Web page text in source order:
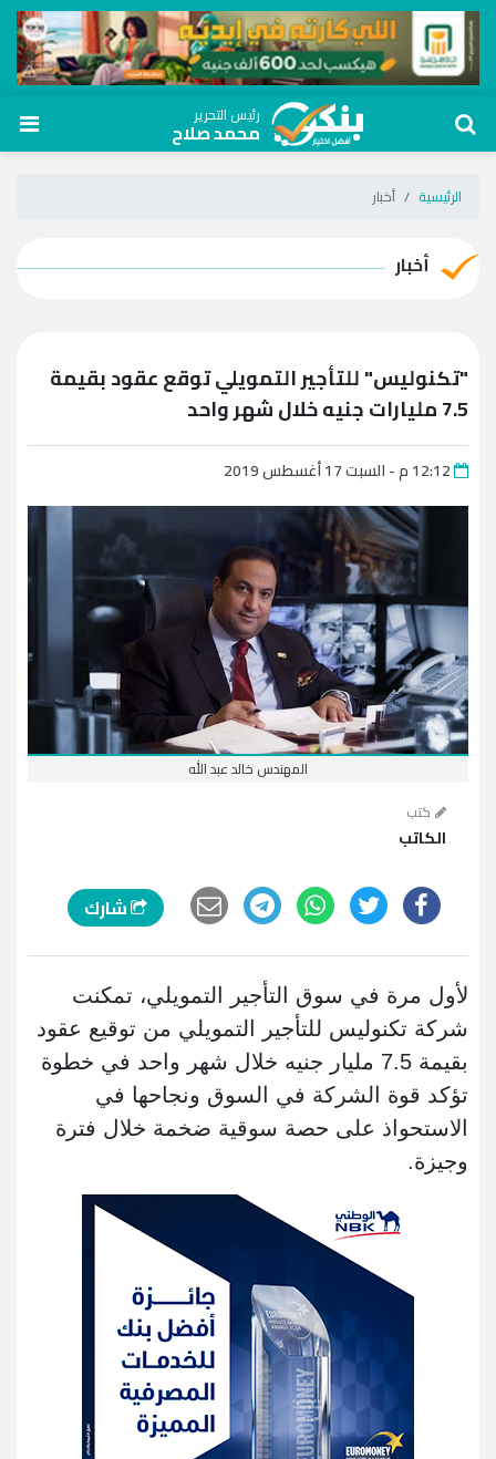
رئيس التحرير
محمد صلاح
الرئيسية أخبار
أخبار
"تكنوليس" للتأجير التمويلي توقع عقود بقيمة
7.5 مليارات جنيه خلال شهر واحد
المهندس خالد عبد الله
كتب
الكاتب
شارك
لأول مرة في سوق التأجير التمويلي، تمكنت
شركة تكنوليس للتأجير التمويلي من توقيع عقود
بقيمة 7.5 مليار جنيه خلال شهر واحد في خطوة
تؤكد قوة الشركة في السوق ونجاحها في
الاستحواذ على حصة سوقية ضخمة خلال فترة
وجيزة.